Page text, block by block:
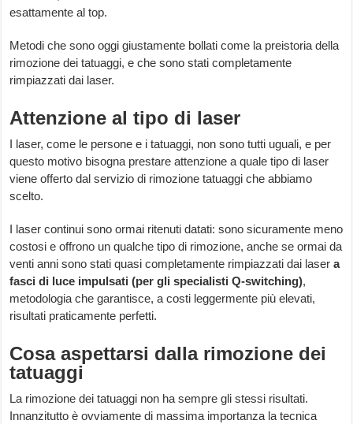
esattamente al top.
Metodi che sono oggi giustamente bollati come la preistoria della
rimozione dei tatuaggi, e che sono stati completamente
rimpiazzati dai laser.
Attenzione al tipo di laser
I laser, come le persone e i tatuaggi, non sono tutti uguali, e per
questo motivo bisogna prestare attenzione a quale tipo di laser
viene offerto dal servizio di rimozione tatuaggi che abbiamo
scelto.
I laser continui sono ormai ritenuti datati: sono sicuramente meno
costosi e offrono un qualche tipo di rimozione, anche se ormai da
venti anni sono stati quasi completamente rimpiazzati dai laser a
fasci di luce impulsati (per gli specialisti Q-switching),
metodologia che garantisce, a costi leggermente più elevati,
risultati praticamente perfetti.
Cosa aspettarsi dalla rimozione dei
tatuaggi
La rimozione dei tatuaggi non ha sempre gli stessi risultati.
Innanzitutto è ovviamente di massima importanza la tecnica